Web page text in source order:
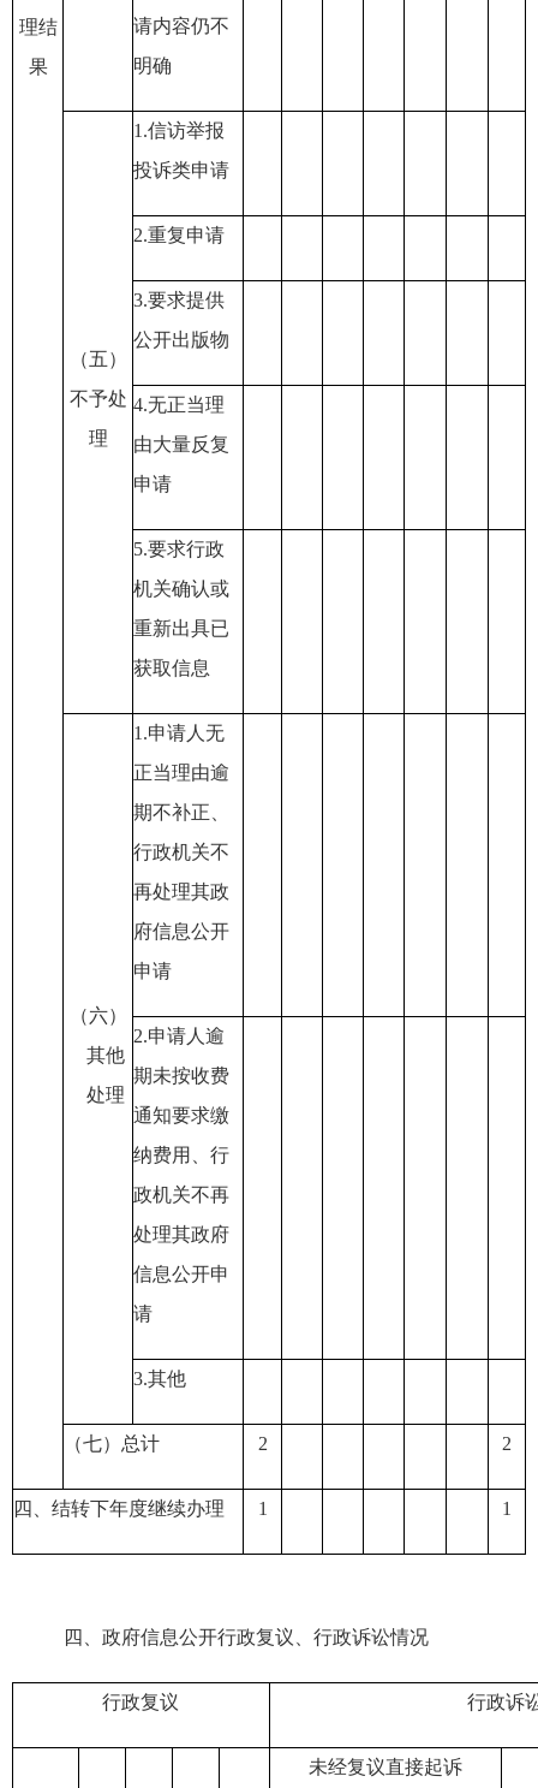
理结
果
请内容仍不
明确
（五）
不予处
理
1.信访举报
投诉类申请
2.重复申请
3.要求提供
公开出版物
4.无正当理
由大量反复
申请
5.要求行政
机关确认或
重新出具已
获取信息
（六）
其他
处理
1.申请人无
正当理由逾
期不补正、
行政机关不
再处理其政
府信息公开
申请
2.申请人逾
期未按收费
通知要求缴
纳费用 、行
政机关不再
处理其政府
信息公开申
请
3.其他
（七）总计 2 2
四、结转下年度继续办理 1 1
四、政府信息公开行政复议、行政诉讼情况
行政复议 行政诉
未经复议直接起诉